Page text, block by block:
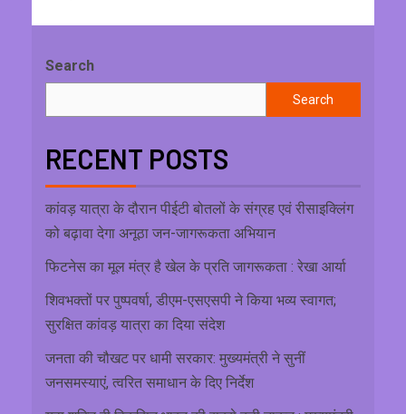
Search
Search
RECENT POSTS
कांवड़ यात्रा के दौरान पीईटी बोतलों के संग्रह एवं रीसाइक्लिंग
को बढ़ावा देगा अनूठा जन-जागरूकता अभियान
फिटनेस का मूल मंत्र है खेल के प्रति जागरूकता : रेखा आर्या
शिवभक्तों पर पुष्पवर्षा, डीएम-एसएसपी ने किया भव्य स्वागत;
सुरक्षित कांवड़ यात्रा का दिया संदेश
जनता की चौखट पर धामी सरकार: मुख्यमंत्री ने सुनीं
जनसमस्याएं, त्वरित समाधान के दिए निर्देश